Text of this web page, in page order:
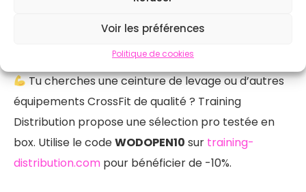
Voir les préférences
Politique de cookies
elles ne servent à rien pour les charges lourdes.
Tu cherches une ceinture de levage ou d’autres
équipements CrossFit de qualité ? Training
Distribution propose une sélection pro testée en
box. Utilise le codeWODOPEN10 sur training-
distribution.com pour bénéficier de -10%.